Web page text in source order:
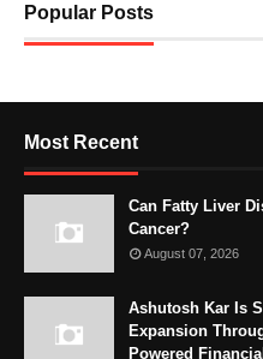
Popular Posts
Most Recent
Can Fatty Liver
Cancer?
August 07, 2026
Ashutosh Kar Is
Expansion
Powered